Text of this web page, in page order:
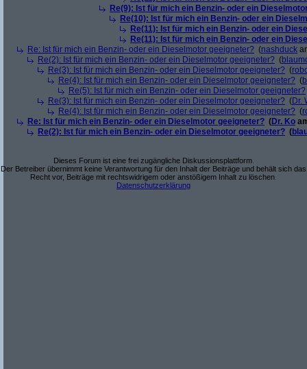
Re(9): Ist für mich ein Benzin- oder ein
Re(10): Ist für mich ein Benzin- oder ein
Re(11): Ist für mich ein Benzin- oder ein
Re(11): Ist für mich ein Benzin- oder ein
Re: Ist für mich ein Benzin- oder ein Dieselmotor geeigneter? (nashduck
Re(2): Ist für mich ein Benzin- oder ein Dieselmotor geeigneter? (
Re(3): Ist für mich ein Benzin- oder ein Dieselmotor geeigneter? (
Re(4): Ist für mich ein Benzin- oder ein Dieselmotor geeigneter? (
Re(5): Ist für mich ein Benzin- oder ein Dieselmotor geeigneter?
Re(3): Ist für mich ein Benzin- oder ein Dieselmotor geeigneter? (Dr.
Re(4): Ist für mich ein Benzin- oder ein Dieselmotor geeigneter? (
Re: Ist für mich ein Benzin- oder ein Dieselmotor geeigneter? (Dr. Ko
Re(2): Ist für mich ein Benzin- oder ein Dieselmotor geeigneter? (
Dieses Forum ist eine frei zugängliche Diskussionsplattform.
Der Betreiber übernimmt keine Verantwortung für den Inhalt der Beiträge und behält sich das
Recht vor, Beiträge mit rechtswidrigem oder anstößigem Inhalt zu löschen.
Datenschutzerklärung